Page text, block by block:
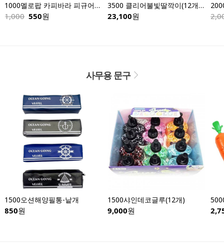
1000멜로팝 카피바라 피규어키링-낱개
1,000 550원
3500 클리어불빛딸깍이(12개입)
23,100원
사무용 문구
1500오션해양필통-낱개
850원
1500샤인데코글루(12개)
9,000원